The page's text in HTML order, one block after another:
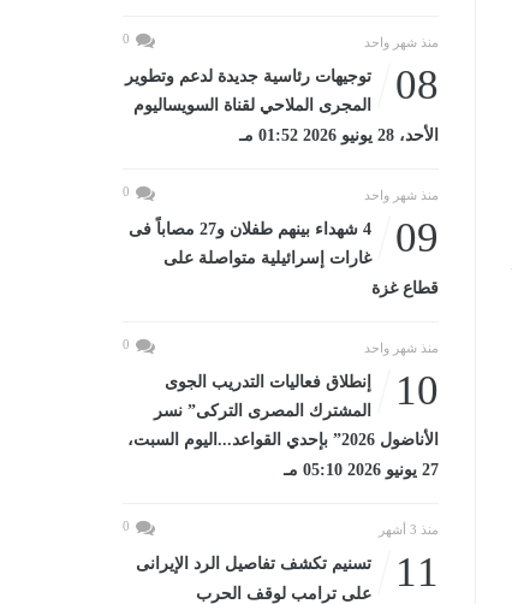
منذ شهر واحد 0
08
توجيهات رئاسية جديدة لدعم وتطوير
المجرى الملاحي لقناة السويساليوم
الأحد، 28 يونيو 2026 01:52 مـ
منذ شهر واحد 0
09
4 شهداء بينهم طفلان و27 مصاباً فى
غارات إسرائيلية متواصلة على
قطاع غزة
منذ شهر واحد 0
10
إنطلاق فعاليات التدريب الجوى
المشترك المصرى التركى” نسر
الأناضول 2026” بإحدي القواعد...اليوم السبت،
27 يونيو 2026 05:10 مـ
منذ 3 أشهر 0
11
تسنيم تكشف تفاصيل الرد الإيرانى
على ترامب لوقف الحرب